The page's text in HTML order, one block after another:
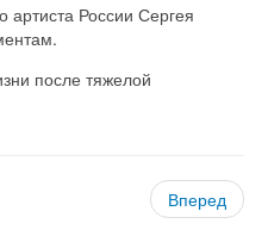
артиста России Сергея
после тяжелой
Вперед